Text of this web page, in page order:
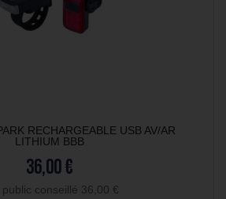
RECHARGEABLE USB AV/AR
LITHIUM BBB
36,00 €
public conseillé 36,00 €